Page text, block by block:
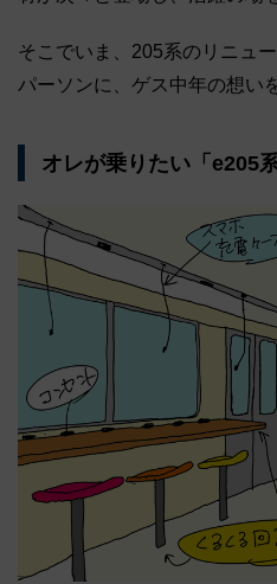
そこでいま、205系のリニュ
パーソンに、ゲス中年の想い
オレが乗りたい「e205